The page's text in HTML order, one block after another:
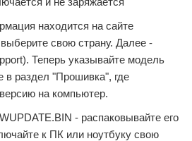
находится на сайте
свою страну. Далее -
Теперь указывайте модель
в раздел "Прошивка", где
на компьютер.
- распаковывайте его
к ПК или ноутбуку свою